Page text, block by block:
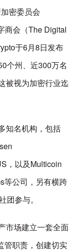
密委员会
商会（The Digital
于6月8日发布
个州、近300万名
被视为加密行业迄
知名机构，包括
，以及Multicoin
等公司，另有横跨
参与。
市场建立一套全面
管职责，创建切实